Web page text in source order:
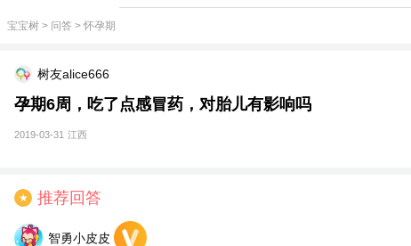
宝宝树 > 问答 > 怀孕期
树友alice666
孕期6周，吃了点感冒药，对胎儿有影响吗
2019-03-31 江西
★ 推荐回答
智勇小皮皮